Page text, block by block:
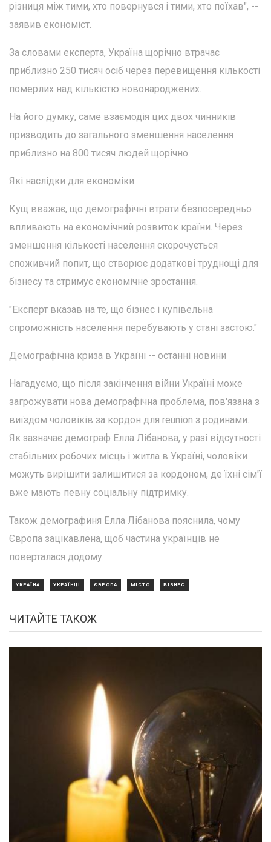
різниця між тими, хто повернувся і тими, хто поїхав", --
заявив економіст.
За словами експерта, Україна щорічно втрачає
приблизно 250 тисяч осіб через перевищення кількості
померлих над кількістю новонароджених.
На його думку, саме взаємодія цих двох чинників
призводить до загального зменшення населення
приблизно на 800 тисяч людей щорічно.
Які наслідки для економіки
Кущ вважає, що демографічні втрати безпосередньо
впливають на економічний розвиток країни. Через
зменшення кількості населення скорочується
споживчий попит, що створює додаткові труднощі для
бізнесу та стримує економічне зростання.
"Експерт вказав на те, що бізнес і купівельна
спроможність населення перебувають у стані застою."
Демографічна криза в Україні -- останні новини
Нагадуємо, що після закінчення війни Україні може
загрожувати нова демографічна проблема, пов'язана з
виїздом чоловіків за кордон для reunion з родинами.
Як зазначає демограф Елла Лібанова, у разі відсутності
стабільних робочих місць і житла в Україні, чоловіки
можуть вирішити залишитися за кордоном, де їхні сім'ї
вже мають певну соціальну підтримку.
Також демографиня Елла Лібанова пояснила, чому
Європа зацікавлена, щоб частина українців не
поверталася додому.
УКРАЇНА УКРАЇНЦІ ЄВРОПА МІСТО БІЗНЕС
ЧИТАЙТЕ ТАКОЖ